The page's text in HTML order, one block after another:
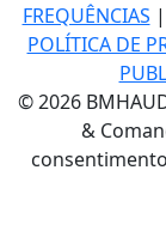
FREQUÊNCIAS |
POLÍTICA DE
© 2026
&